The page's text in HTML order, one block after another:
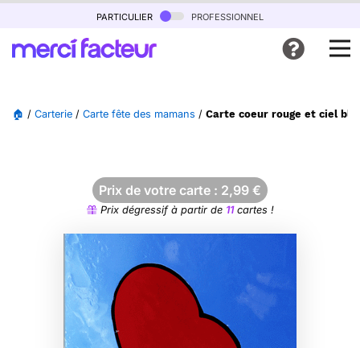
particulier professionnel
🏠 / Carterie / Carte fête des mamans / Carte coeur rouge et ciel
Prix de votre carte : 2,99 €
Prix dégressif à partir de 11cartes !